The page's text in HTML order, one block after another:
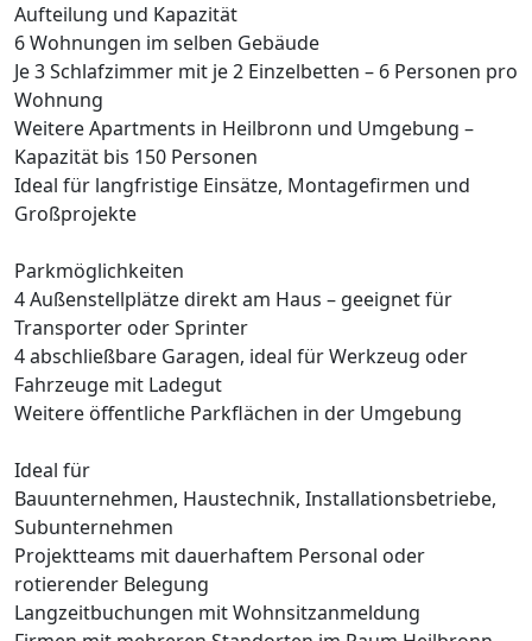
Aufteilung und Kapazität
6 Wohnungen im selben Gebäude
Je 3 Schlafzimmer mit je 2 Einzelbetten – 6 Personen pro
Wohnung
Weitere Apartments in Heilbronn und Umgebung –
Kapazität bis 150 Personen
Ideal für langfristige Einsätze, Montagefirmen und
Großprojekte
Parkmöglichkeiten
4 Außenstellplätze direkt am Haus – geeignet für
Transporter oder Sprinter
4 abschließbare Garagen, ideal für Werkzeug oder
Fahrzeuge mit Ladegut
Weitere öffentliche Parkflächen in der Umgebung
Ideal für
Bauunternehmen, Haustechnik, Installationsbetriebe,
Subunternehmen
Projektteams mit dauerhaftem Personal oder
rotierender Belegung
Langzeitbuchungen mit Wohnsitzanmeldung